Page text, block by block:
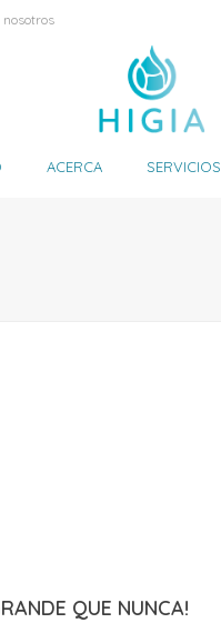
ACERCA SERVICIOS
QUE NUNCA!